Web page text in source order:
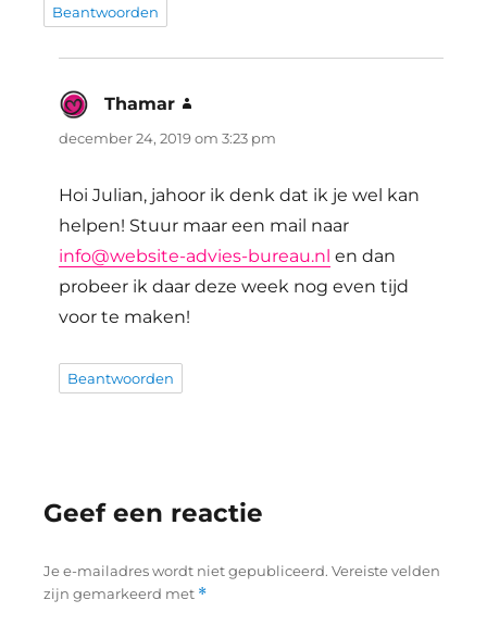
Beantwoorden
Thamar
december 24, 2019 om 3:23 pm
Hoi Julian, jahoor ik denk dat ik je wel kan
helpen! Stuur maar een mail naar
info@website-advies-bureau.nl en dan
probeer ik daar deze week nog even tijd
voor te maken!
Beantwoorden
Geef een reactie
Je e-mailadres wordt niet gepubliceerd. Vereiste velden
zijn gemarkeerd met *